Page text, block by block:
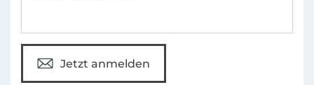
Jetzt anmelden